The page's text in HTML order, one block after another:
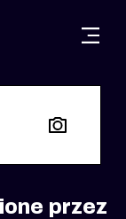
STYLE
KALIGRAFIA
NEW
przez